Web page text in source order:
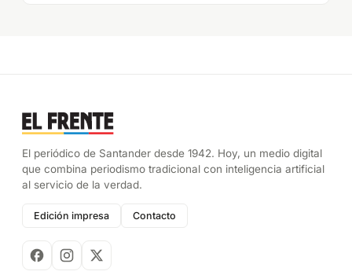
El periódico de Santander desde 1942. Hoy, un medio digital
que combina periodismo tradicional con inteligencia artificial
al servicio de la verdad.
Edición impresa Contacto